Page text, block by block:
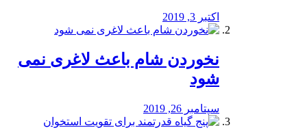
اکتبر 3, 2019
نخوردن شام باعث لاغری نمی
‌شود
سپتامبر 26, 2019